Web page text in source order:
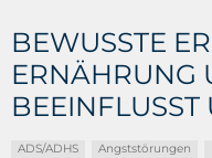
BEWUSSTE
ERNÄHRUNG
BEEINFLUSST
ADS/ADHS Angststörungen